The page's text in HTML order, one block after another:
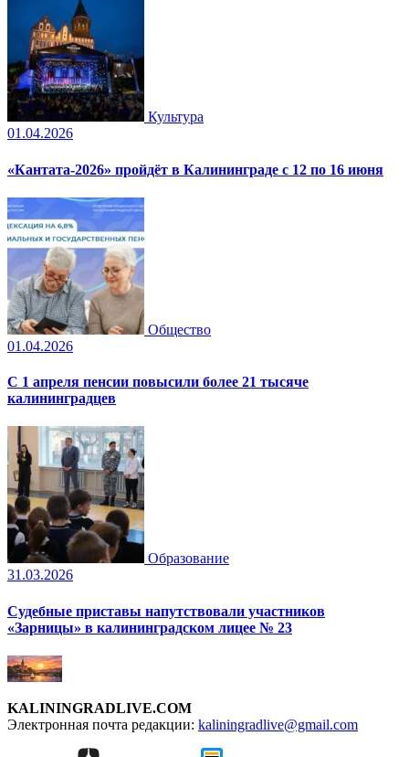
Культура
01.04.2026
«Кантата-2026» пройдёт в Калининграде с 12 по 16 июня
Общество
01.04.2026
С 1 апреля пенсии повысили более 21 тысяче
калининградцев
Образование
31.03.2026
Судебные приставы напутствовали участников
«Зарницы» в калининградском лицее № 23
KALININGRADLIVE.COM
Электронная почта редакции: kaliningradlive@gmail.com